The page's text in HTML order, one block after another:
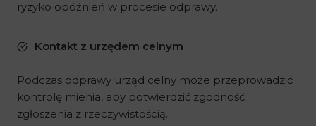
ryzyko opóźnień w procesie odprawy.
Kontakt z urzędem celnym
Podczas odprawy urząd celny może przeprowadzić
kontrolę mienia, aby potwierdzić zgodność
zgłoszenia z rzeczywistością.